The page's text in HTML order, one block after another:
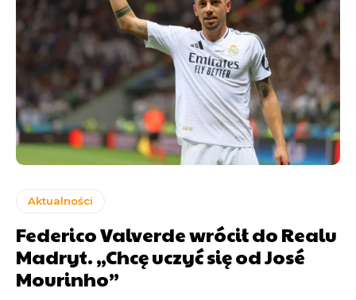
Aktualności
Federico Valverde wrócił do Realu
Madryt. „Chcę uczyć się od José
Mourinho”